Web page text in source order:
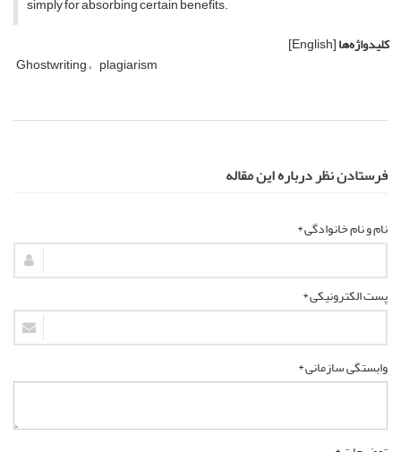
simply for absorbing certain benefits.
کلیدواژه‌ها[English]
Ghostwriting plagiarism
فرستادن نظر درباره این مقاله
نام و نام خانوادگی *
پست الکترونیکی *
وابستگی سازمانی *